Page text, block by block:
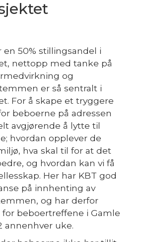
en 50% stillingsandel i
nettopp med tanke på
og
er så sentralt i
For å skape et tryggere
beboerne på adressen
avgjørende å lytte til
hvordan opplever de
hva skal til for at det
og hvordan kan vi få
Her har KBT god
på innhenting av
og har derfor
for beboertreffene i Gamle
annenhver uke.